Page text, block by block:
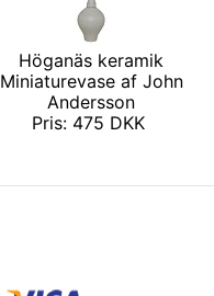
Höganäs keramik
Miniaturevase af John
Andersson
Pris: 475 DKK